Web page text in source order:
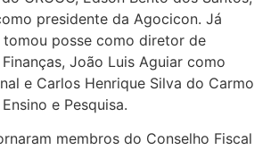
presidente da Agocicon. Já
tomou posse como diretor de
João Luis Aguiar como
e Carlos Henrique Silva do Carmo
e Pesquisa.
membros do Conselho Fiscal